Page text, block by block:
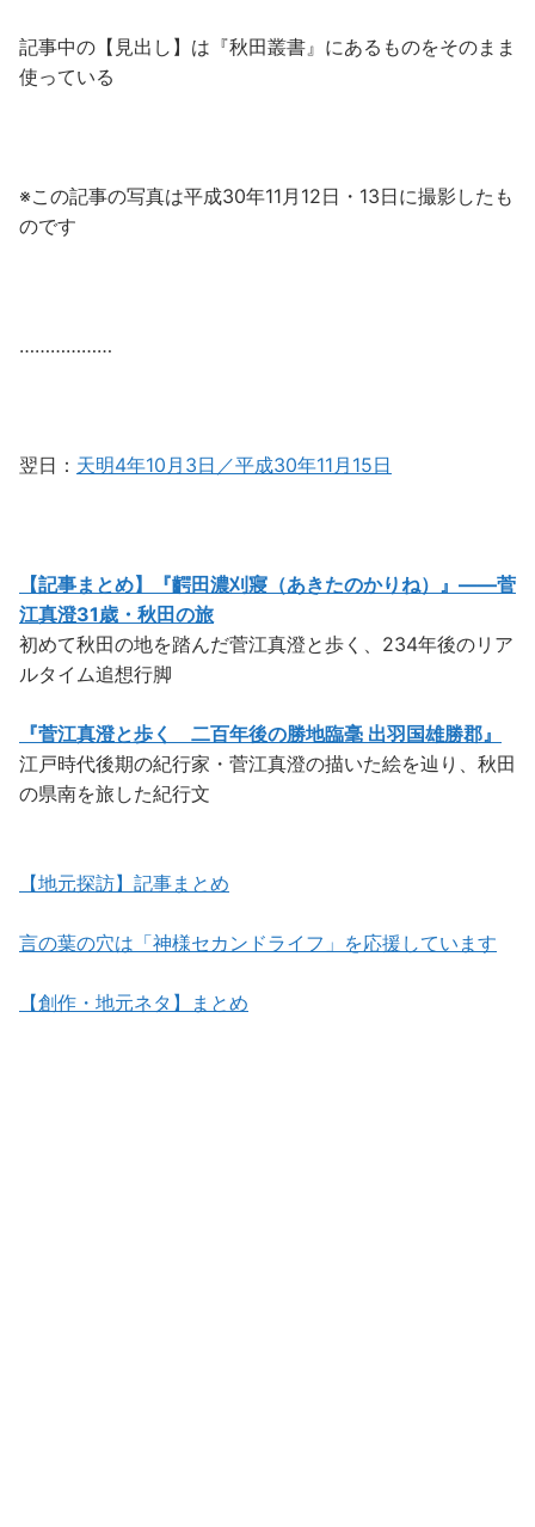
記事中の【見出し】は『秋田叢書』にあるものをそのまま
使っている
※この記事の写真は平成30年11月12日・13日に撮影したも
のです
………………
翌日： 天明4年10月3日／平成30年11月15日
【記事まとめ】『齶田濃刈寢（あきたのかりね）』――菅
江真澄31歳・秋田の旅
初めて秋田の地を踏んだ菅江真澄と歩く、234年後のリア
ルタイム追想行脚
『菅江真澄と歩く 二百年後の勝地臨毫 出羽国雄勝郡』
江戸時代後期の紀行家・菅江真澄の描いた絵を辿り、秋田
の県南を旅した紀行文
【地元探訪】記事まとめ
言の葉の穴は「神様セカンドライフ」を応援しています
【創作・地元ネタ】まとめ